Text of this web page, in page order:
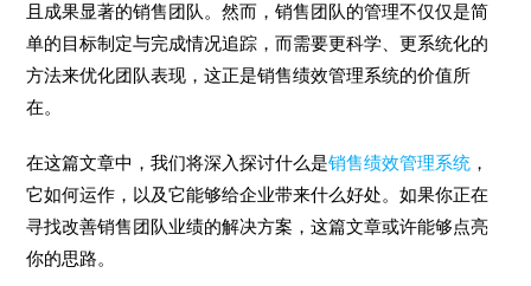
且成果显著的销售团队。然而，销售团队的管理不仅仅是简
单的目标制定与完成情况追踪，而需要更科学、更系统化的
方法来优化团队表现，这正是销售绩效管理系统的价值所
在。
在这篇文章中，我们将深入探讨什么是销售绩效管理系统 ，
它如何运作，以及它能够给企业带来什么好处。如果你正在
寻找改善销售团队业绩的解决方案，这篇文章或许能够点亮
你的思路。